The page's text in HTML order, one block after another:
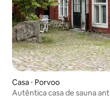
Casa ⋅ Porvoo
Autêntica casa de sauna